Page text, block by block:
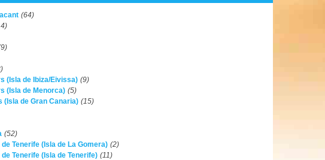
(64)
(Isla de Ibiza/Eivissa) (9)
(Isla de Menorca) (5)
(Isla de Gran Canaria) (15)
(52)
Tenerife (Isla de La Gomera) (2)
Tenerife (Isla de Tenerife) (11)